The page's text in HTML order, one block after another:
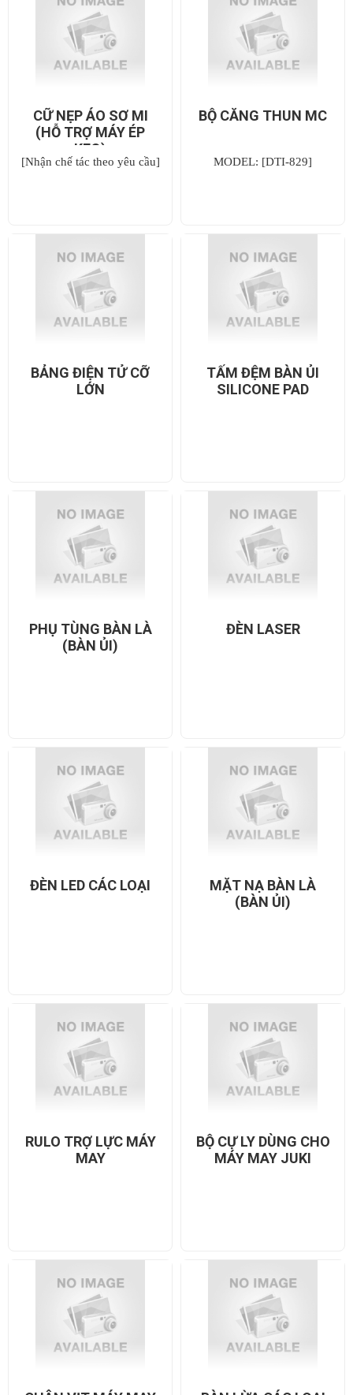
CỮ NẸP ÁO SƠ MI
(HỖ TRỢ MÁY ÉP
KEO)
[Nhận chế tác theo yêu cầu]
BỘ CĂNG THUN MC
MODEL: [DTI-829]
BẢNG ĐIỆN TỬ CỠ
LỚN
TẤM ĐỆM BÀN ỦI
SILICONE PAD
PHỤ TÙNG BÀN LÀ
(BÀN ỦI)
ĐÈN LASER
ĐÈN LED CÁC LOẠI
MẶT NẠ BÀN LÀ
(BÀN ỦI)
RULO TRỢ LỰC MÁY
MAY
BỘ CỰ LY DÙNG CHO
MÁY MAY JUKI